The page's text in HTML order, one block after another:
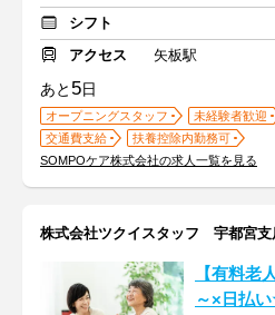
シフト
アクセス
矢板駅
あと 5日
オープニングスタッフ 未経験者歓迎
交通費支給
扶養控除内勤務可
SOMPOケア株式会社の求人一覧を見る
株式会社ツクイスタッフ 宇都宮支
【有料老
～×日払